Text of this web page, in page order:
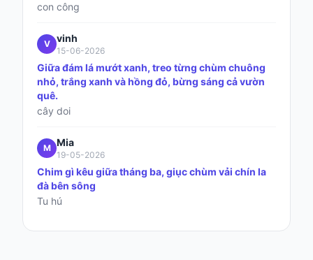
con công
V vinh
15-06-2026
Giữa đám lá mướt xanh, treo từng chùm chuông
nhỏ, trắng xanh và hồng đỏ, bừng sáng cả vườn
quê.
cây doi
M Mia
19-05-2026
Chim gì kêu giữa tháng ba, giục chùm vải chín la
đà bên sông
Tu hú